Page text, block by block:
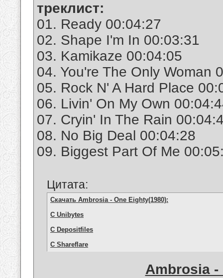
треклист:
01. Ready 00:04:27
02. Shape I'm In 00:03:31
03. Kamikaze 00:04:05
04. You're The Only Woman
05. Rock N' A Hard Place
06. Livin' On My Own
07. Cryin' In The Rain
08. No Big Deal 00:04:28
09. Biggest Part Of Me
Цитата:
Скачать Ambrosia - One Eighty(1980):
С Unibytes
С Depositfiles
С Shareflare
Ambrosia -